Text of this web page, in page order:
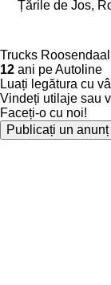
Țările de Jos,
Trucks
12 ani pe Autoline
Luați legătura cu
Vindeți utilaje sau
Faceți-o cu noi!
Publicați un anunț